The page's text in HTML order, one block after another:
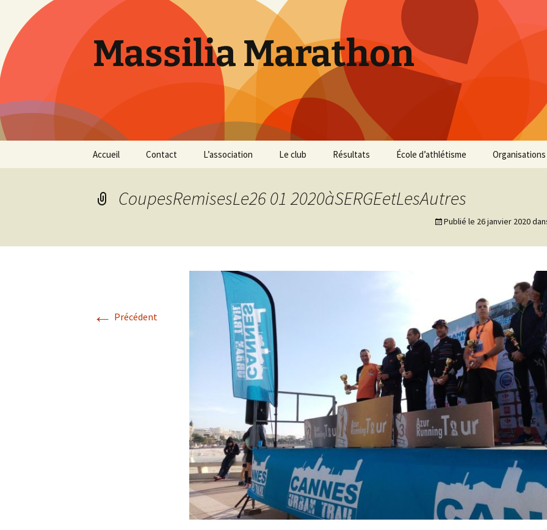
contenu
Massilia Marathon
Accueil Contact L’association Le club Résultats
Courses 2020
École d’athlétisme Organisations
Collines
Archives
CoupesRemisesLe26 01 2020àSERGEetLesAutres
Publié le 26 janvier 2020
← Précédent